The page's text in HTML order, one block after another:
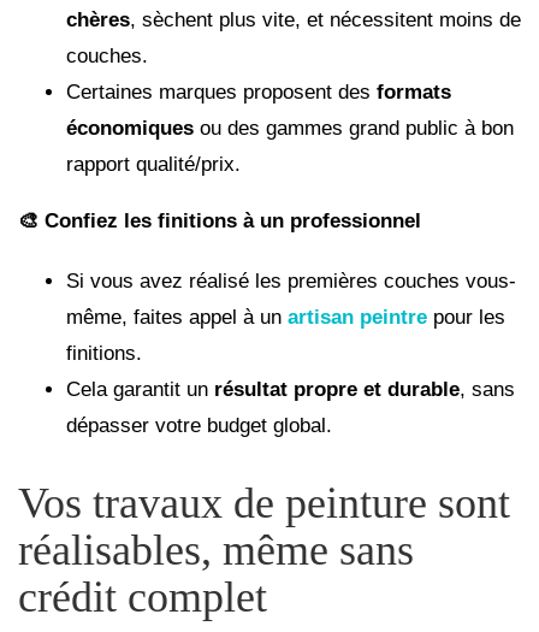
chères, sèchent plus vite, et nécessitent moins de
couches.
Certaines marques proposent des formats
économiques ou des gammes grand public à bon
rapport qualité/prix.
🎨 Confiez les finitions à un professionnel
Si vous avez réalisé les premières couches vous-
même, faites appel à un artisan peintre pour les
finitions.
Cela garantit un résultat propre et durable, sans
dépasser votre budget global.
Vos travaux de peinture sont
réalisables, même sans
crédit complet